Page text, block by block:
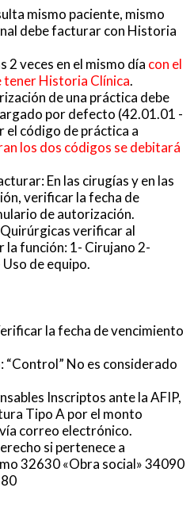
mismo paciente, mismo
debe facturar con Historia
2 veces en el mismo día con el
tener Historia Clínica.
de una práctica debe
por defecto (42.01.01 -
el código de práctica a
los dos códigos se debitará
En las cirugías y en las
verificar la fecha de
de autorización.
verificar al
función: 1- Cirujano 2-
de equipo.
la fecha de vencimiento
No es considerado
Inscriptos ante la AFIP,
Tipo A por el monto
correo electrónico.
si pertenece a
32630 «Obra social» 34090